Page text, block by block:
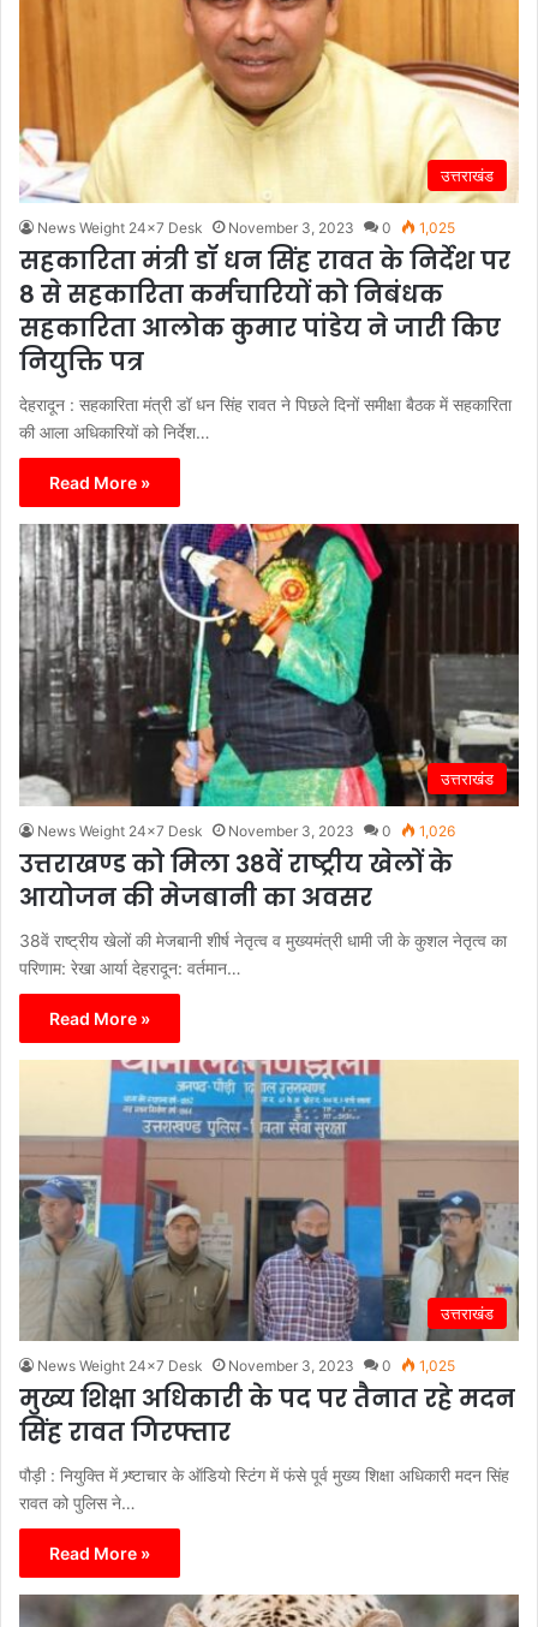
उत्तराखंड
News Weight 24x7 Desk November 3, 2023 0 1,025
सहकारिता मंत्री डॉ धन सिंह रावत के निर्देश पर
8 से सहकारिता कर्मचारियों को निबंधक
सहकारिता आलोक कुमार पांडेय ने जारी किए
नियुक्ति पत्र
देहरादून : सहकारिता मंत्री डॉ धन सिंह रावत ने पिछले दिनों समीक्षा बैठक में सहकारिता
की आला अधिकारियों को निर्देश…
Read More »
उत्तराखंड
News Weight 24x7 Desk November 3, 2023 0 1,026
उत्तराखण्ड को मिला 38वें राष्ट्रीय खेलों के
आयोजन की मेजबानी का अवसर
38वें राष्ट्रीय खेलों की मेजबानी शीर्ष नेतृत्व व मुख्यमंत्री धामी जी के कुशल नेतृत्व का
परिणाम: रेखा आर्या देहरादून: वर्तमान…
Read More »
उत्तराखंड
News Weight 24x7 Desk November 3, 2023 0 1,025
मुख्य शिक्षा अधिकारी के पद पर तैनात रहे मदन
सिंह रावत गिरफ्तार
पौड़ी : नियुक्ति में भ्र्ष्टाचार के ऑडियो स्टिंग में फंसे पूर्व मुख्य शिक्षा अधिकारी मदन सिंह
रावत को पुलिस ने…
Read More »